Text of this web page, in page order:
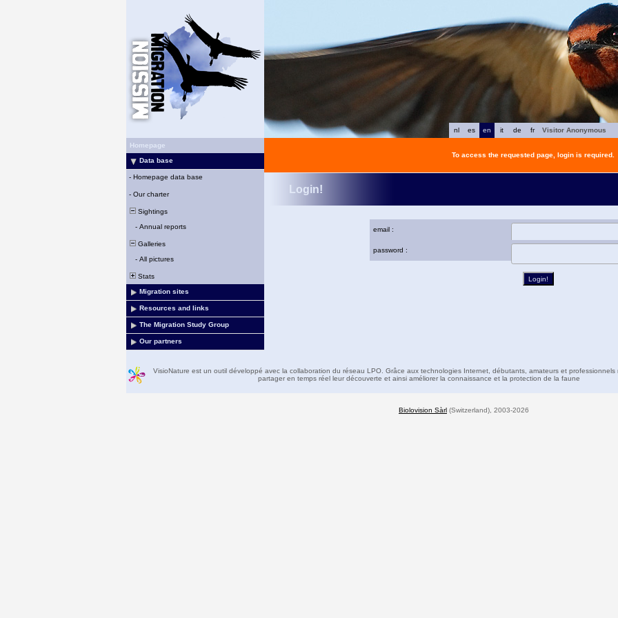
fr
de
it
en
es
nl
Visitor Anonymous
Homepage
Data base
- Homepage data base
- Our charter
Sightings
- Annual reports
Galleries
- All pictures
Stats
Migration sites
Resources and links
The Migration Study Group
Our partners
To access the requested page, login is required.
Login!
email :
password :
VisioNature est un outil développé avec la collaboration du réseau LPO. Grâce aux technologies Internet, débutants, amateurs et professionnels
partager en temps réel leur découverte et ainsi améliorer la connaissance et la protection de la faune
Biolovision Sàrl (Switzerland), 2003-2026